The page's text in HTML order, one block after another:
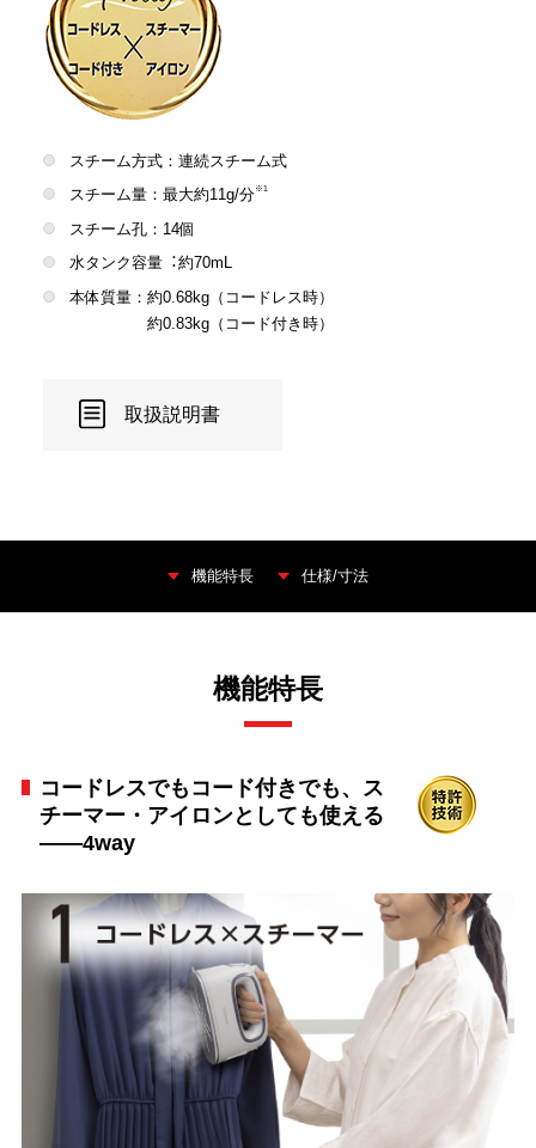
スチーム方式：連続スチーム式
スチーム量：最大約11g/分※1
スチーム孔：14個
水タンク容量︓約70mL
本体質量：約0.68kg（コードレス時）
約0.83kg（コード付き時）
取扱説明書
機能特長 仕様/寸法
機能特長
コードレスでもコード付きでも、ス
チーマー・アイロンとしても使える
――4way